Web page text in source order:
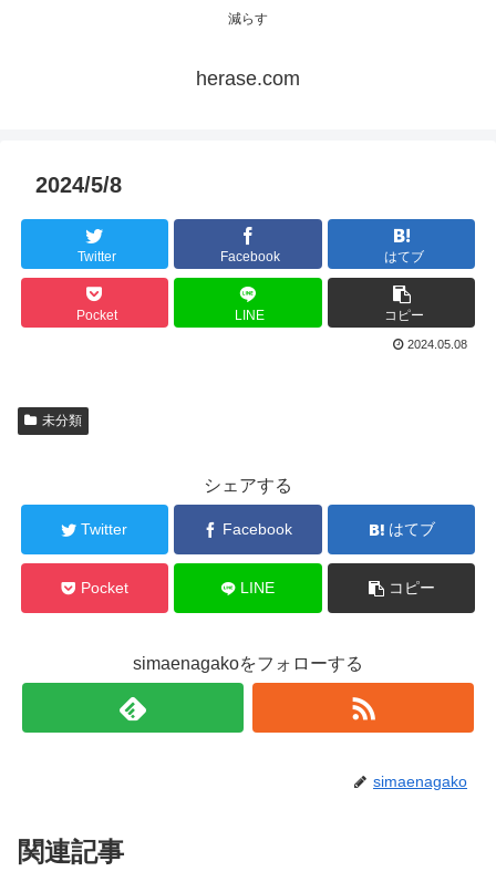
減らす
herase.com
2024/5/8
Twitter Facebook はてブ
Pocket LINE コピー
2024.05.08
未分類
シェアする
Twitter Facebook はてブ
Pocket LINE コピー
simaenagakoをフォローする
simaenagako
関連記事